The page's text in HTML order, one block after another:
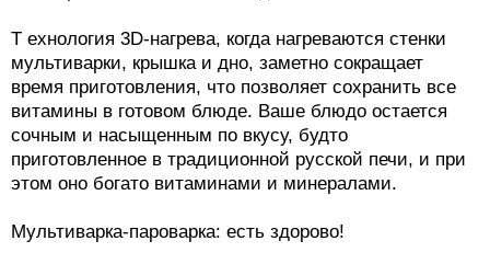
Т ехнология 3D-нагрева, когда нагреваются стенки
мультиварки, крышка и дно, заметно сокращает
время приготовления, что позволяет сохранить все
витамины в готовом блюде. Ваше блюдо остается
сочным и насыщенным по вкусу, будто
приготовленное в традиционной русской печи, и при
этом оно богато витаминами и минералами.
Мультиварка-пароварка: есть здорово!